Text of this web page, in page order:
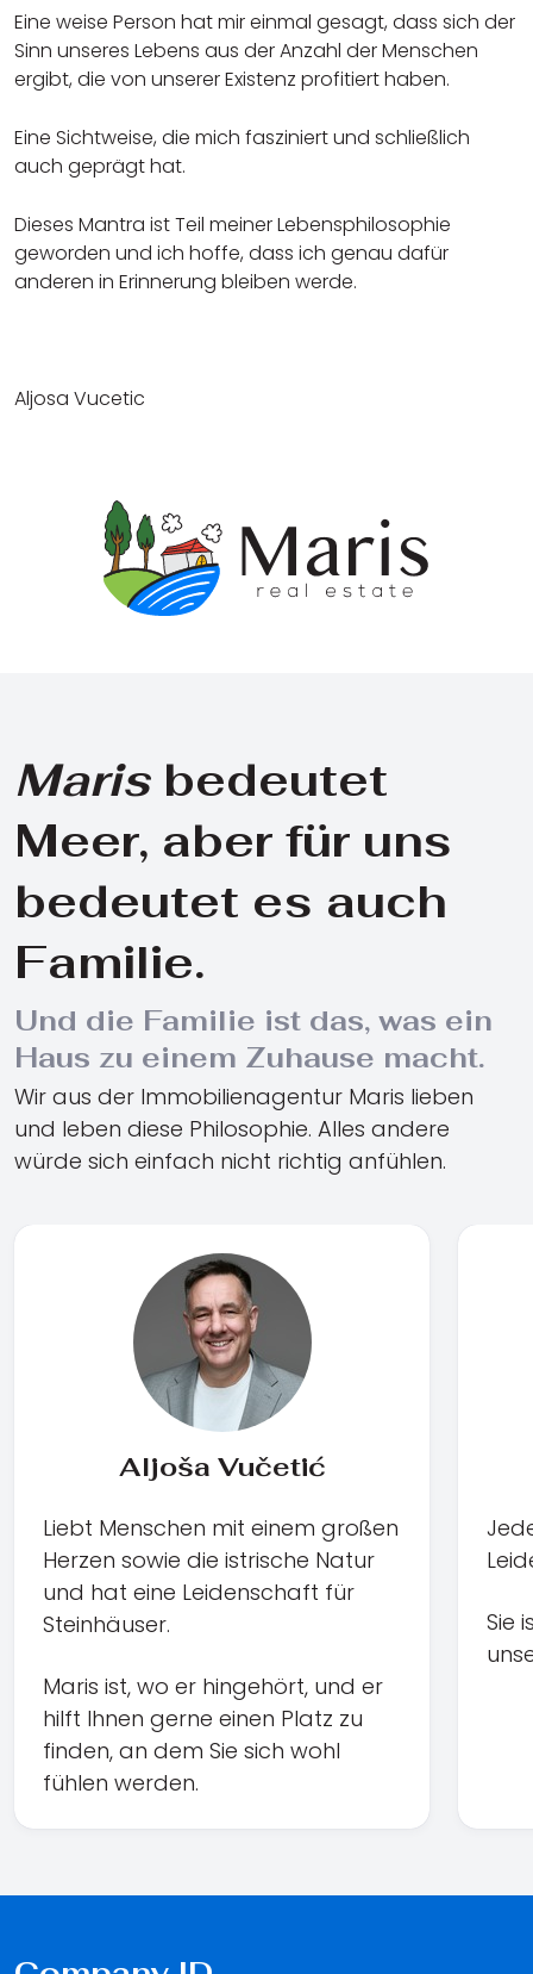
Eine weise Person hat mir einmal gesagt, dass sich der
Sinn unseres Lebens aus der Anzahl der Menschen
ergibt, die von unserer Existenz profitiert haben.
Eine Sichtweise, die mich fasziniert und schließlich
auch geprägt hat.
Dieses Mantra ist Teil meiner Lebensphilosophie
geworden und ich hoffe, dass ich genau dafür
anderen in Erinnerung bleiben werde.
Aljosa Vucetic
Maris bedeutet
Meer, aber für uns
bedeutet es auch
Familie.
Und die Familie ist das, was ein
Haus zu einem Zuhause macht.
Wir aus der Immobilienagentur Maris lieben
und leben diese Philosophie. Alles andere
würde sich einfach nicht richtig anfühlen.
Aljoša Vučetić
Liebt Menschen mit einem großen
Herzen sowie die istrische Natur
und hat eine Leidenschaft für
Steinhäuser.
Maris ist, wo er hingehört, und er
hilft Ihnen gerne einen Platz zu
finden, an dem Sie sich wohl
fühlen werden.
Sie